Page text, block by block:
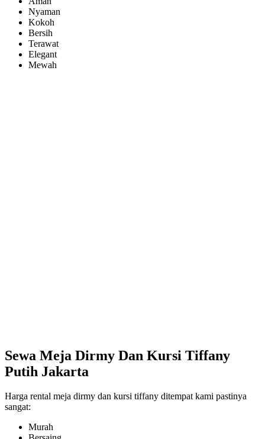
Nyaman
Kokoh
Bersih
Terawat
Elegant
Mewah
Sewa Meja Dirmy Dan Kursi Tiffany
Putih Jakarta
Harga rental meja dirmy dan kursi tiffany ditempat kami pastinya
sangat:
Murah